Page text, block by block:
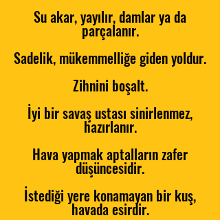
Su akar, yayılır, damlarya da
parçalanır.
Sadelik, mükemmelliğe giden yoldur.
Zihnini boşalt.
İyi bir savaş ustası sinirlenmez,
hazırlanır.
Hava yapmak aptalların zafer
düşüncesidir.
İstediği yere konamayan bir kuş,
havada esirdir.